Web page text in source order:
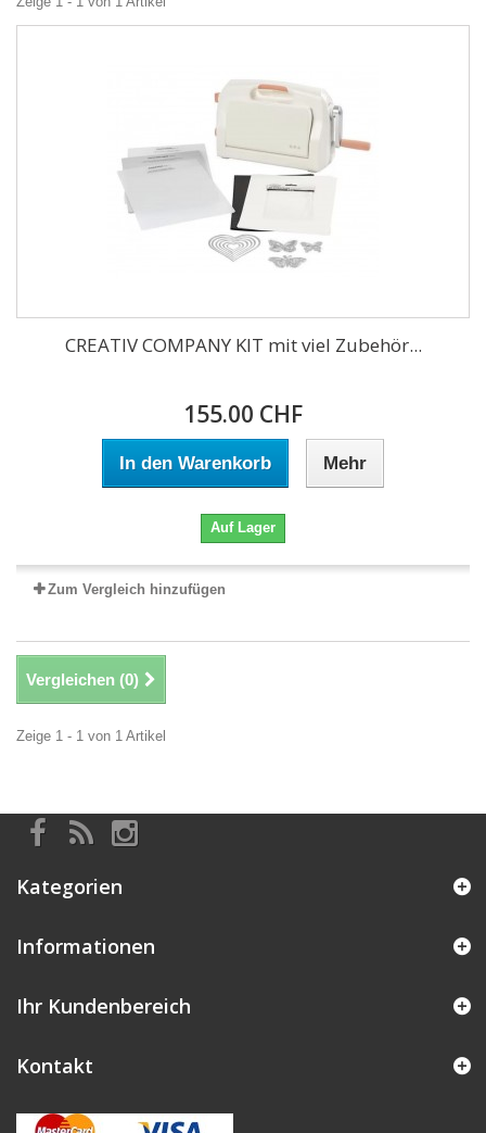
CREATIV COMPANY KIT mit viel Zubehör...
155.00 CHF
In den Warenkorb Mehr
Auf Lager
Zum Vergleich hinzufügen
Vergleichen (0)
Zeige 1 - 1 von 1 Artikel
Kategorien
Informationen
Ihr Kundenbereich
Kontakt